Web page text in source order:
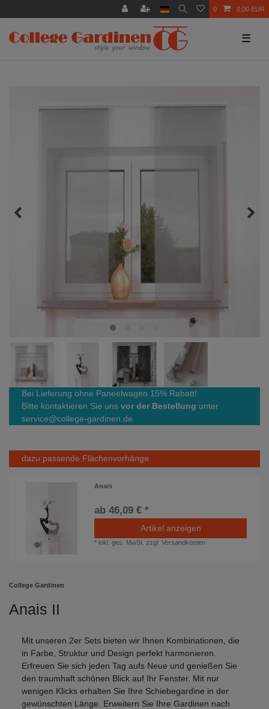
0 0,00 EUR
☰
Bei Lieferung ohne Paneelwagen 15% Rabatt!
Bitte kontaktieren Sie uns vor der Bestellung unter
service@college-gardinen.de
dazu passende Flächenvorhänge
Anais
ab 46,09 € *
Artikel anzeigen
* inkl. ges. MwSt. zzgl.Versandkosten
College Gardinen
Anais II
Mit unseren 2er Sets bieten wir Ihnen Kombinationen, die
in Farbe, Struktur und Design perfekt harmonieren.
Erfreuen Sie sich jeden Tag aufs Neue und genießen Sie
den traumhaft schönen Blick auf Ihr Fenster. Mit nur
wenigen Klicks erhalten Sie Ihre Schiebegardine in der
gewünschten Länge. Erweitern Sie Ihre Gardinen nach